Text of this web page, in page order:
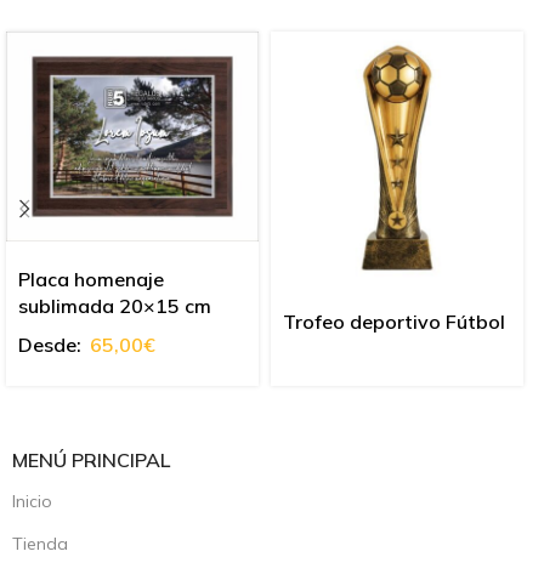
Placa homenaje
sublimada 20×15 cm
Desde: 65,00€
Trofeo deportivo Fútbol
MENÚ PRINCIPAL
Inicio
Tienda